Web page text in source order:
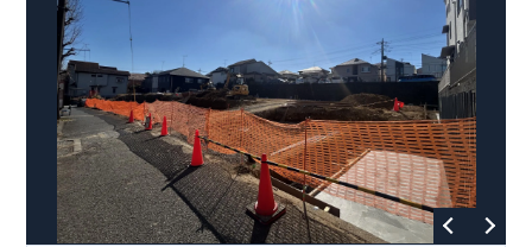
税、中古市場での売却時にも有利です。
住宅性能評価ダブル
取得
「設計」と「建設」のダブルで性
能を評価されています！図面を第三者機関へ提出します。外部
評価委員が建設中に3回、竣工時に1回の現場検査が行われま
す。構造の安定、劣化の軽減、維持管理への配慮、温熱環境・
エネルギー消費量（断熱等性能）の必須4分野、空気環境で、最
高等級取得！ ■ 耐震等級3 もっと詳しく 東栄住宅の建物
は、国が定めた耐震最高等級3を取得。建築基準法に定められ
た、｢数百年に一度発生する地震に対して、倒壊、崩壊しない｣
という基準から、さらに1.5倍の耐震力を達成しています。
風等級2 災害時の損傷の受けにくさを評価されています。建築
当社こだわりの空間アイディアをショート動画で
ご紹介しています。ここをクリック